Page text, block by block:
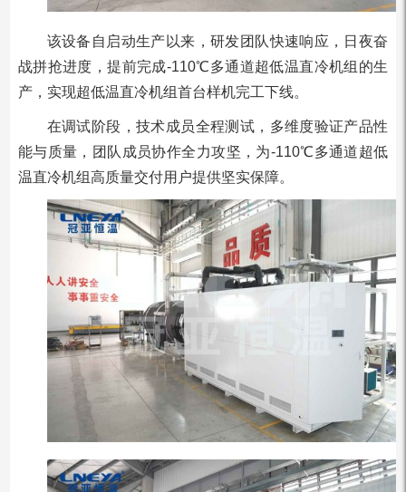
该设备自启动生产以来，研发团队快速响应，日夜奋
战拼抢进度，提前完成-110℃多通道超低温直冷机组的生
产，实现超低温直冷机组首台样机完工下线。
在调试阶段，技术成员全程测试，多维度验证产品性
能与质量，团队成员协作全力攻坚，为-110℃多通道超低
温直冷机组高质量交付用户提供坚实保障。